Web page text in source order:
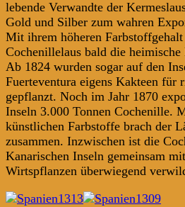
lebende Verwandte der
Gold und Silber zum wahren
Mit ihrem höheren
Cochenillelaus bald die heimische
Ab 1824 wurden sogar auf den
Fuerteventura eigens Kakteen für
gepflanzt. Noch im Jahr 1870
Inseln 3.000 Tonnen Cochenille.
künstlichen Farbstoffe brach der
zusammen. Inzwischen ist die
Kanarischen Inseln gemeinsam
Wirtspflanzen überwiegend